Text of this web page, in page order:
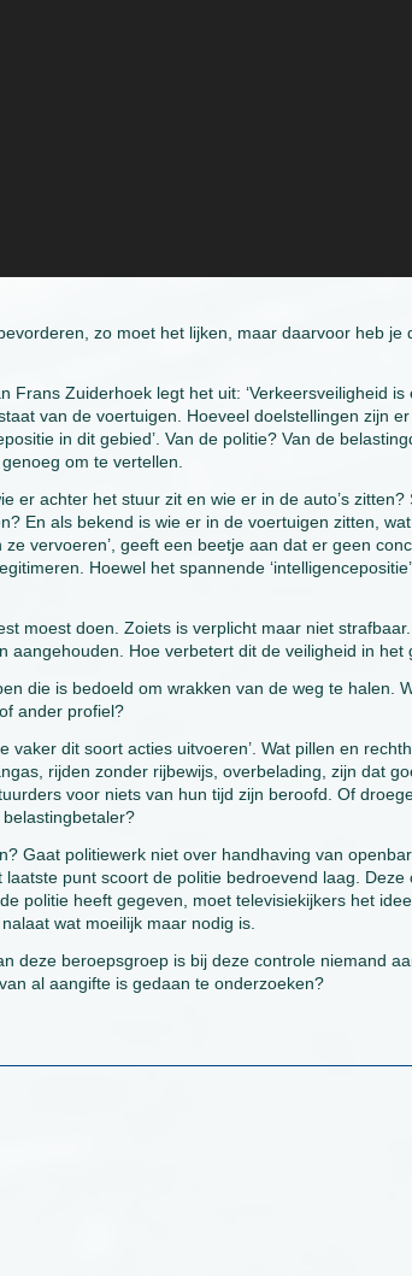
zo moet het lijken, maar daarvoor heb je
Zuiderhoek legt het uit: ‘Verkeersveiligheid is
van de voertuigen. Hoeveel doelstellingen zijn
in dit gebied’. Van de politie? Van de
om te vertellen.
er achter het stuur zit en wie er in de auto’s
En als bekend is wie er in de voertuigen zitten,
vervoeren’, geeft een beetje aan dat er geen
Hoewel het spannende
moest doen. Zoiets is verplicht maar niet
Hoe verbetert dit de veiligheid in het
die is bedoeld om wrakken van de weg te halen.
ander profiel?
dit soort acties uitvoeren’. Wat pillen en
rijden zonder rijbewijs, overbelading, zijn dat
voor niets van hun tijd zijn beroofd. Of
Gaat politiewerk niet over handhaving van
punt scoort de politie bedroevend laag. Deze
politie heeft gegeven, moet televisiekijkers het
wat moeilijk maar nodig is.
deze beroepsgroep is bij deze controle niemand
al aangifte is gedaan te onderzoeken?